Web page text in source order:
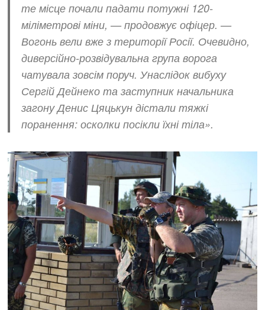
те місце почали падати потужні 120-
міліметрові міни, — продовжує офіцер. —
Вогонь вели вже з території Росії. Очевидно,
диверсійно-розвідувальна група ворога
чатувала зовсім поруч. Унаслідок вибуху
Сергій Дейнеко та заступник начальника
загону Денис Цяцькун дістали тяжкі
поранення: осколки посікли їхні тіла».